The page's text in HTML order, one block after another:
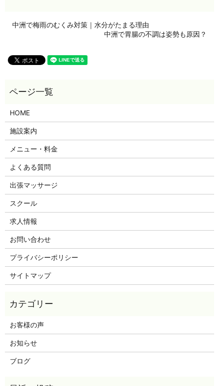
中洲で梅雨のむくみ対策｜水分がたまる理由
中洲で胃腸の不調は姿勢も原因？
HOME
施設案内
メニュー・料金
よくある質問
出張マッサージ
スクール
求人情報
お問い合わせ
プライバシーポリシー
サイトマップ
お客様の声
お知らせ
ブログ